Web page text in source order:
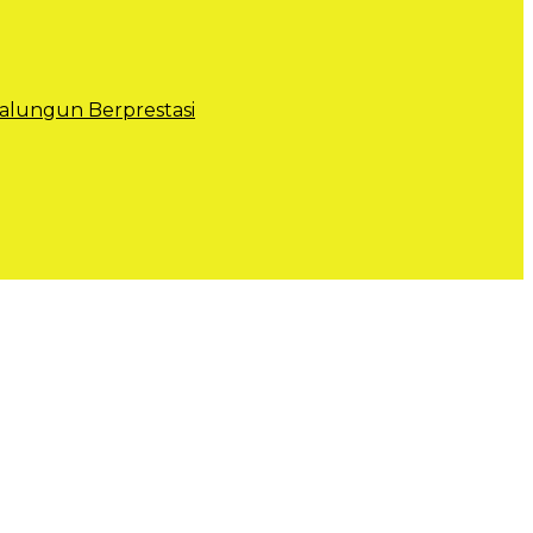
Berprestasi